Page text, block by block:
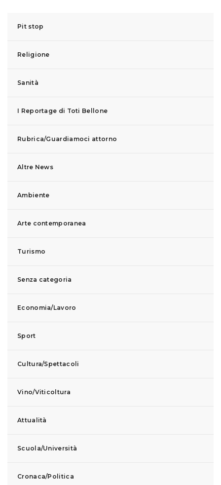
Pit stop
Religione
Sanità
I Reportage di Toti Bellone
Rubrica/Guardiamoci attorno
Altre News
Ambiente
Arte contemporanea
Turismo
Senza categoria
Economia/Lavoro
Sport
Cultura/Spettacoli
Vino/Viticoltura
Attualità
Scuola/Università
Cronaca/Politica